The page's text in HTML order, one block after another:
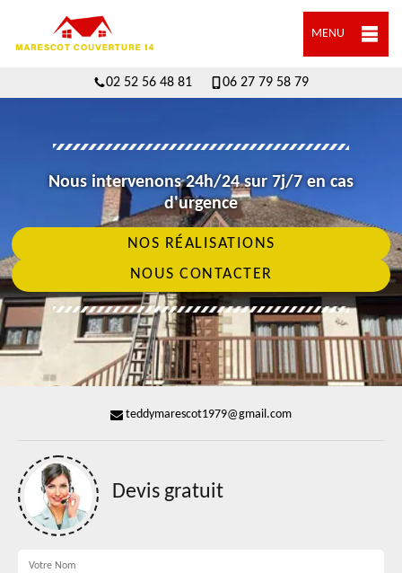
MENU
02 52 56 48 81 06 27 79 58 79
Nous intervenons 24h/24 sur 7j/7 en cas
d'urgence
NOS RÉALISATIONS
NOUS CONTACTER
teddymarescot1979@gmail.com
Devis gratuit